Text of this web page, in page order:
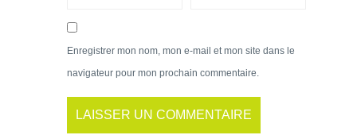
Enregistrer mon nom, mon e-mail et mon site dans le
navigateur pour mon prochain commentaire.